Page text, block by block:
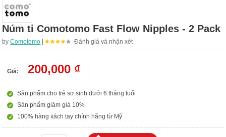
Núm ti Comotomo Fast Flow Nipples - 2 Pack
byComotomo | Đánh giá và nhận xét
Giá: 200,000 ₫
Sản phẩm cho trẻ sơ sinh dưới 6 tháng tuổi
Sản phẩm giảm giá 10%
100% hàng xách tay chính hãng từ Mỹ